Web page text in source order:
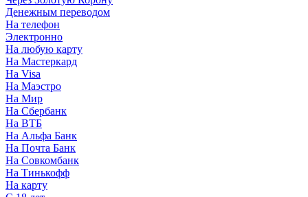
Денежным переводом
На телефон
Электронно
На любую карту
На Мастеркард
На Visa
На Маэстро
На Мир
На Сбербанк
На ВТБ
На Альфа Банк
На Почта Банк
На Совкомбанк
На Тинькофф
На карту